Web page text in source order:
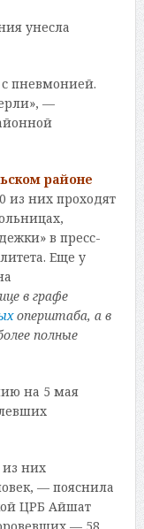
унесла
с пневмонией.
—
районе
из них проходят
в пресс-
Еще у
в графе
оперштаба, а в
полные
на 5 мая
из них
— пояснила
ЦРБ Айшат